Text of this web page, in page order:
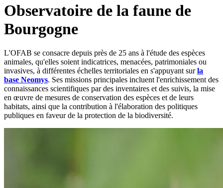
Observatoire de la faune de
Bourgogne
L'OFAB se consacre depuis près de 25 ans à l'étude des espèces
animales, qu'elles soient indicatrices, menacées, patrimoniales ou
invasives, à différentes échelles territoriales en s'appuyant surla
base Neomys. Ses missions principales incluent l'enrichissement des
connaissances scientifiques par des inventaires et des suivis, la mise
en œuvre de mesures de conservation des espèces et de leurs
habitats, ainsi que la contribution à l'élaboration des politiques
publiques en faveur de la protection de la biodiversité.